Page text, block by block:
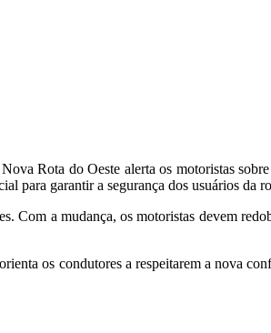
Rota do Oeste alerta os motoristas
para garantir a segurança dos usuários da
Com a mudança, os motoristas devem
os condutores a respeitarem a nova